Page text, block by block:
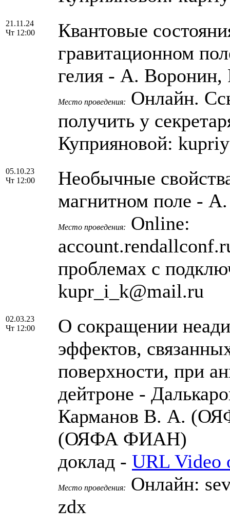
21.11.24
Чт 12:00
Квантовые
гравитационном
гелия - А. Воронин,
Место проведения:
Онлайн.
получить у
Куприяновой:
05.10.23
Чт 12:00
Необычные
магнитном поле -
Место проведения:
Online:
проблемах с
kupr_i_k@mail.ru
02.03.23
Чт 12:00
О сокращении
эффектов,
поверхности, при
дейтроне -
Карманов В. А.
(ОЯФА ФИАН)
доклад - URL Video
Место проведения:
Онлайн:
zdx